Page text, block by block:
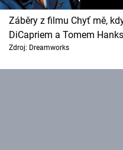
Záběry z filmu Chyť mě,
DiCapriem a Tomem
Zdroj: Dreamworks